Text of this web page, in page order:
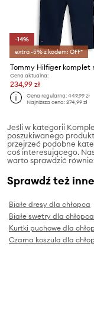
-14%
extra -5% z kodem: OFF*
Cena aktualna:
234,99 zł
Cena regularna:449,99 zł
Najniższa cena:274,99 zł
Jeśli w kategorii
poszukiwanego
przejrzeć podobne
coś interesującego.
warto sprawdzić
Sprawdź też
Białe dresy dla chłopca
Białe swetry dla chłopca
Kurtki puchowe dla
Czarna koszula dla